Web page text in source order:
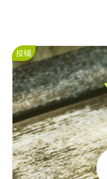
投稿